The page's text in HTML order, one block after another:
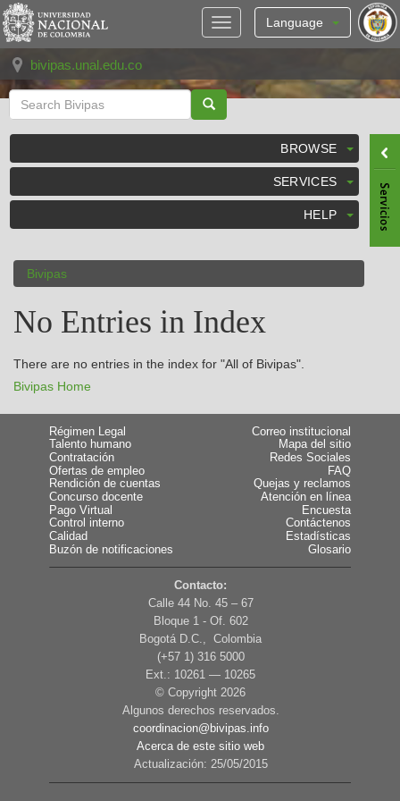
Skip
navigation
Language
bivipas.unal.edu.co
BROWSE
SERVICES
HELP
Bivipas
No Entries in Index
There are no entries in the index for "All of Bivipas".
Bivipas Home
Régimen Legal
Talento humano
Contratación
Ofertas de empleo
Rendición de cuentas
Concurso docente
Pago Virtual
Control interno
Calidad
Buzón de notificaciones
Correo institucional
Mapa del sitio
Redes Sociales
FAQ
Quejas y reclamos
Atención en línea
Encuesta
Contáctenos
Estadísticas
Glosario
Contacto:
Calle 44 No. 45 – 67
Bloque 1 - Of. 602
Bogotá D.C., Colombia
(+57 1) 316 5000
Ext.: 10261 — 10265
© Copyright 2026
Algunos derechos reservados.
coordinacion@bivipas.info
Acerca de este sitio web
Actualización: 25/05/2015